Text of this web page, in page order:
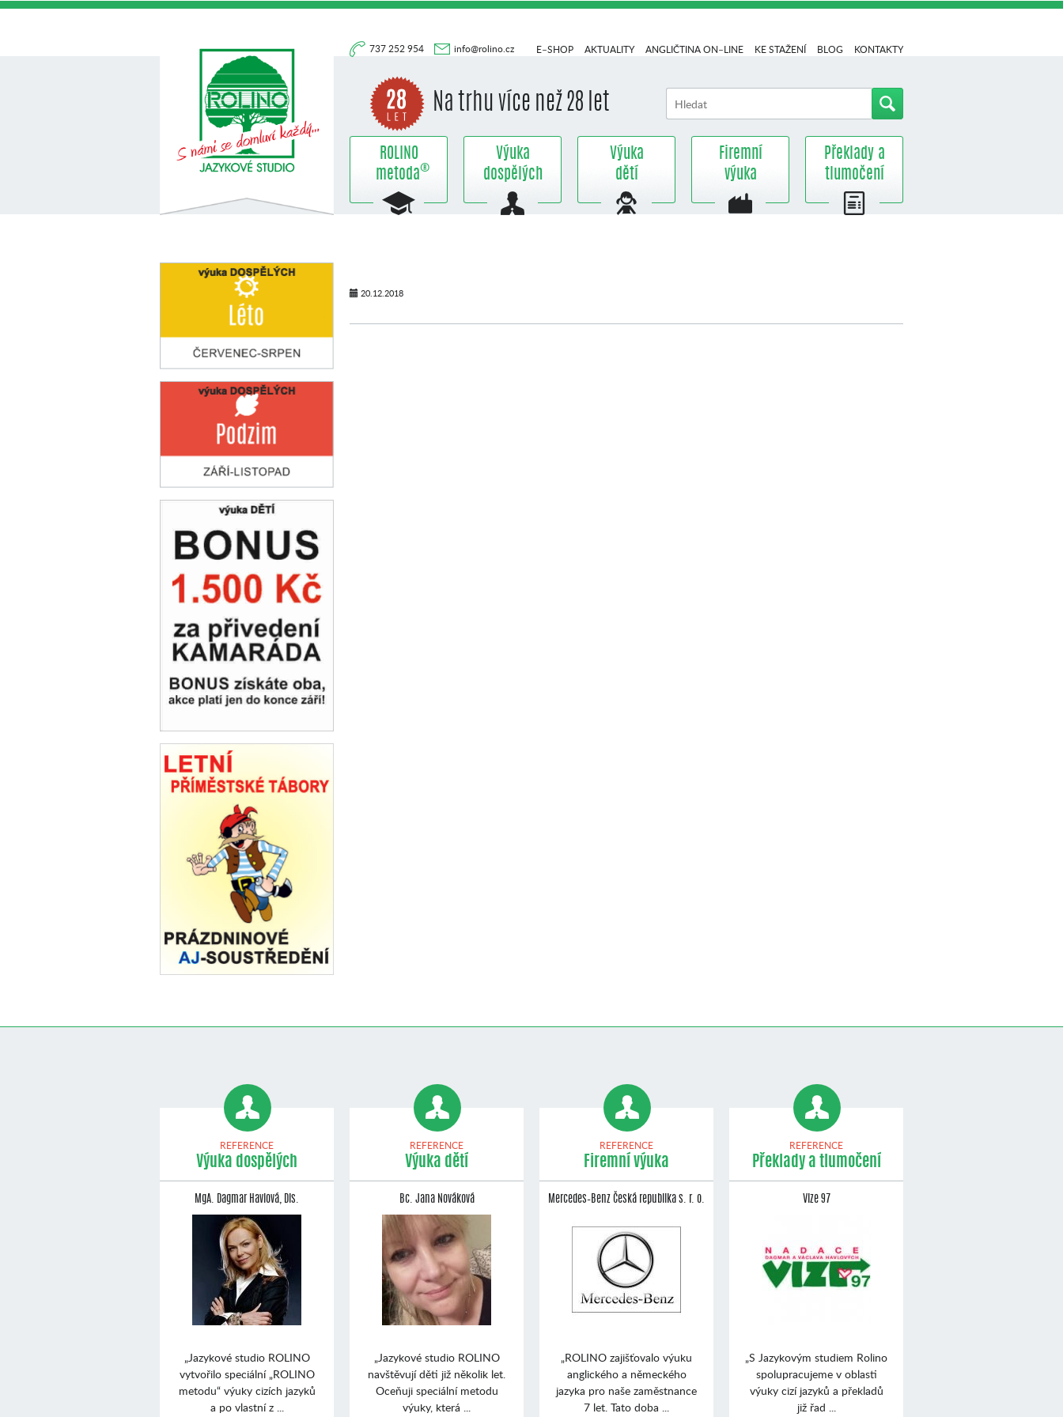
737 252 954 info@rolino.cz
Na trhu více než 28 let
E–SHOP AKTUALITY ANGLIČTINA ON–LINE KE STAŽENÍ BLOG KONTAKTY
ROLINO
metoda®
Výuka
dospělých
Výuka
dětí
Firemní
výuka
Překlady a
tlumočení
20.12.2018
REFERENCE
Výuka dospělých
MgA. Dagmar Havlová, Dis.
„Jazykové studio ROLINO
vytvořilo speciální „ROLINO
metodu“ výuky cizích jazyků
a po vlastní z ...
REFERENCE
Výuka dětí
Bc. Jana Nováková
„Jazykové studio ROLINO
navštěvují děti již několik let.
Oceňuji speciální metodu
výuky, která ...
REFERENCE
Firemní výuka
Mercedes–Benz Česká republika s. r. o.
„ROLINO zajišťovalo výuku
anglického a německého
jazyka pro naše zaměstnance
7 let. Tato doba ...
REFERENCE
Překlady a tlumočení
Vize 97
„S Jazykovým studiem Rolino
spolupracujeme v oblasti
výuky cizí jazyků a překladů
již řad ...